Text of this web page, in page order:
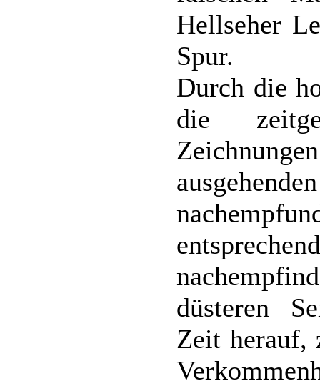
Hellseher
Spur.
Durch die
die
düsteren
Zeit herauf,